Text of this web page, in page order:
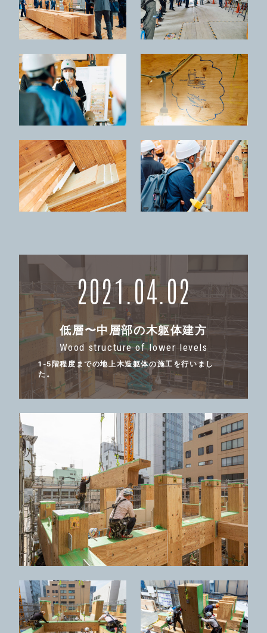
2021.04.02
低層〜中層部の木躯体建方
Wood structure of lower levels
1-5階程度までの地上木造躯体の施工を行いまし
た。